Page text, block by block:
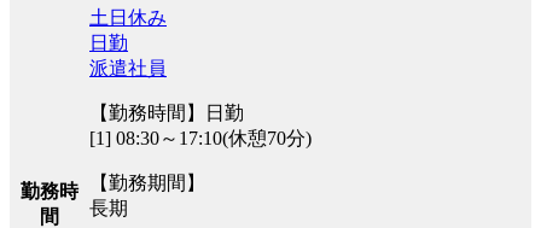
勤務時
間
土日休み
日勤
派遣社員
【勤務時間】日勤
[1] 08:30～17:10(休憩70分)
【勤務期間】
長期